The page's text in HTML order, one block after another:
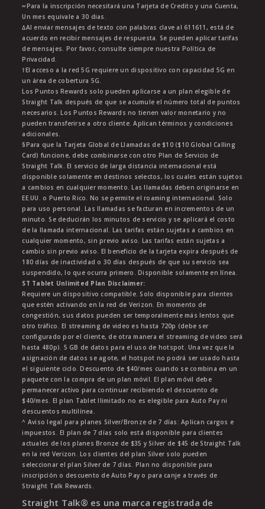
∞Para la inscripción necesitará una Tarjeta de Credito y una Cuenta,
Un mes equivale a 30 dias.
∆Al enviar mensajes de texto con palabras clave al 611611, está de
acuerdo en recibir mensajes de respuesta. Se pueden aplicar tarifas
de mensajes. Por favor, consulte siempre nuestra Política de
Privacidad.
†El acceso a la red 5G requiere un dispositivo con capacidad 5G en
un área de cobertura 5G.
Los Puntos Rewards solo pueden aplicarse a un plan elegible de
Straight Talk después de que se acumule el número total de puntos
necesarios. Los Puntos Rewards no tienen valor monetario y no
pueden transferirse a otro cliente. Aplican términos y condiciones
adicionales.
§Para que la Tarjeta Global de Llamadas de $10 ($10 Global Calling
Card) funcione, debe combinarse con otro Plan de Servicio de
Straight Talk. El servicio de larga distancia internacional está
disponible solamente en destinos selectos, los cuales están sujetos
a cambios en cualquier momento. Las llamadas deben originarse en
EE.UU. o Puerto Rico. No se permite el roaming internacional. Solo
para uso personal. Las llamadas se facturan en incrementos de un
minuto. Se deducirán los minutos de servicio y se aplicará el costo
de la llamada internacional. Las tarifas están sujetas a cambios en
cualquier momento, sin previo aviso. Las tarifas están sujetas a
cambio sin previo aviso. El beneficio de la tarjeta expira después de
180 días de inactividad o 30 días después de que su servicio sea
suspendido, lo que ocurra primero. Disponible solamente en línea.
ST Tablet Unlimited Plan Disclaimer:
Requiere un dispositivo compatible. Solo disponible para clientes
que estén activando en la red de Verizon. En momento de
congestión, sus datos pueden ser temporalmente más lentos que
otro tráfico. El streaming de video es hasta 720p (debe ser
configurado por el cliente, de otra manera el streaming de video será
hasta 480p). 5 GB de datos para el uso de hotspot. Una vez que la
asignación de datos se agote, el hotspot no podrá ser usado hasta
el siguiente ciclo. Descuento de $40/mes cuando se combina en un
paquete con la compra de un plan móvil. El plan móvil debe
permanecer activo para continuar recibiendo el descuento de
$40/mes. El plan Tablet Ilimitado no es elegible para Auto Pay ni
descuentos multilínea.
^ Aviso legal para planes Silver/Bronze de 7 días: Aplican cargos e
impuestos. El plan de 7 días solo está disponible para clientes
actuales de los planes Bronze de $35 y Silver de $45 de Straight Talk
en la red Verizon. Los clientes del plan Silver solo pueden
seleccionar el plan Silver de 7 días. Plan no disponible para
inscripción o descuento de Auto Pay o para canje a través de
Straight Talk Rewards.
Straight Talk® es una marca registrada de